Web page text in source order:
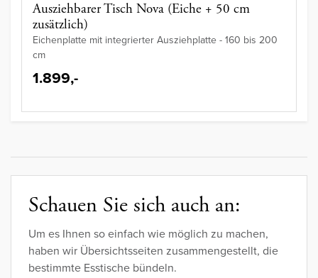
Ausziehbarer Tisch Nova (Eiche + 50 cm
zusätzlich)
Eichenplatte mit integrierter Ausziehplatte - 160 bis 200
cm
1.899,-
Schauen Sie sich auch an:
Um es Ihnen so einfach wie möglich zu machen,
haben wir Übersichtsseiten zusammengestellt, die
bestimmte Esstische bündeln.